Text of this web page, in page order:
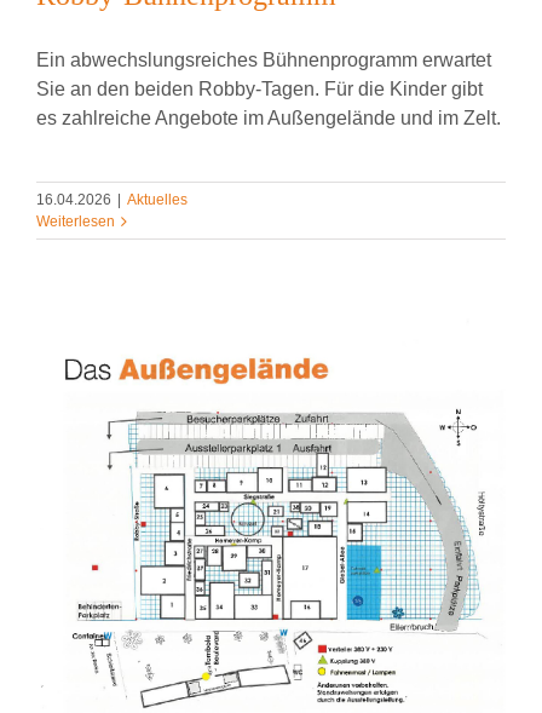
Ein abwechslungsreiches Bühnenprogramm erwartet
Sie an den beiden Robby-Tagen. Für die Kinder gibt
es zahlreiche Angebote im Außengelände und im Zelt.
16.04.2026 | Aktuelles
Weiterlesen